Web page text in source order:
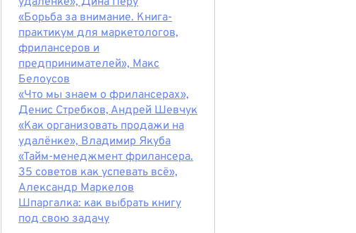
«Борьба за внимание. Книга-
практикум для маркетологов,
фрилансеров и
предпринимателей», Макс
Белоусов
«Что мы знаем о фрилансерах»,
Денис Стребков, Андрей Шевчук
«Как организовать продажи на
удалёнке», Владимир Якуба
«Тайм-менеджмент фрилансера.
35 советов как успевать всё»,
Александр Маркелов
Шпаргалка: как выбрать книгу
под свою задачу